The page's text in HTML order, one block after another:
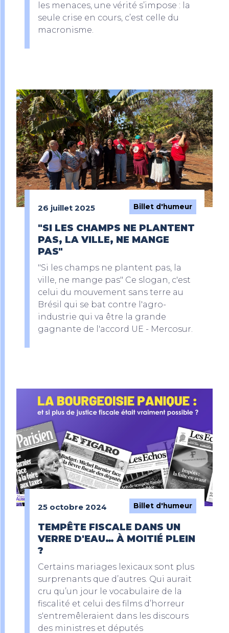
les menaces, une vérité s’impose : la
seule crise en cours, c’est celle du
macronisme.
26 juillet 2025 Billet d'humeur
"SI LES CHAMPS NE PLANTENT
PAS, LA VILLE, NE MANGE
PAS"
"Si les champs ne plantent pas, la
ville, ne mange pas" Ce slogan, c'est
celui du mouvement sans terre au
Brésil qui se bat contre l'agro-
industrie qui va être la grande
gagnante de l'accord UE - Mercosur.
25 octobre 2024 Billet d'humeur
TEMPÊTE FISCALE DANS UN
VERRE D'EAU… À MOITIÉ PLEIN
?
Certains mariages lexicaux sont plus
surprenants que d’autres. Qui aurait
cru qu’un jour le vocabulaire de la
fiscalité et celui des films d’horreur
s'entremêleraient dans les discours
des ministres et députés